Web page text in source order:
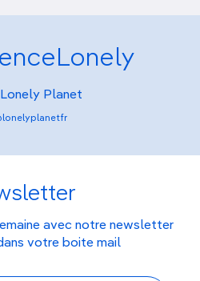
Planet
avec notre newsletter
votre boite mail